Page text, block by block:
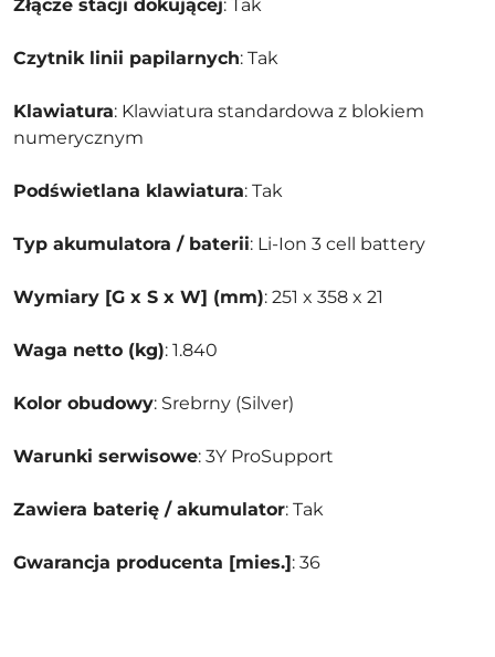
Złącze stacji dokującej: Tak
Czytnik linii papilarnych: Tak
Klawiatura: Klawiatura standardowa z blokiem
numerycznym
Podświetlana klawiatura: Tak
Typ akumulatora / baterii: Li-Ion 3 cell battery
Wymiary [G x S x W] (mm): 251 x 358 x 21
Waga netto (kg): 1.840
Kolor obudowy: Srebrny (Silver)
Warunki serwisowe: 3Y ProSupport
Zawiera baterię / akumulator: Tak
Gwarancja producenta [mies.]: 36